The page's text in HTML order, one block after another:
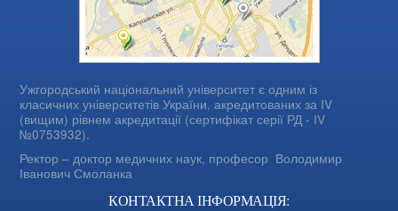
Ужгородський національний університет є одним із
класичних університетів України, акредитованих за IV
(вищим) рівнем акредитації (сертифікат серії РД - IV
№0753932).
Ректор – доктор медичних наук, професор Володимир
Іванович Смоланка
КОНТАКТНА ІНФОРМАЦІЯ: